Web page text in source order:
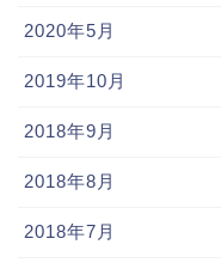
2020年5月
2019年10月
2018年9月
2018年8月
2018年7月